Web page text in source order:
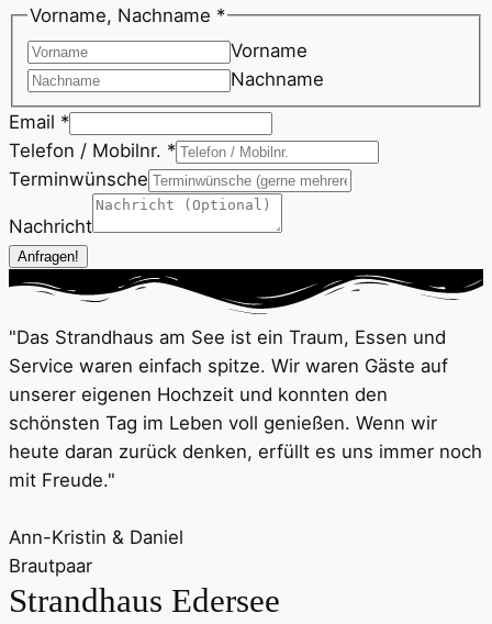
Vorname, Nachname *
Vorname
Nachname
Email *
Telefon / Mobilnr. *
/
Telefon
Terminwünsche
Nachricht
Anfragen!
"Das Strandhaus am See ist ein Traum, Essen und
Service waren einfach spitze. Wir waren Gäste auf
unserer eigenen Hochzeit und konnten den
schönsten Tag im Leben voll genießen. Wenn wir
heute daran zurück denken, erfüllt es uns immer noch
mit Freude."
Ann-Kristin & Daniel
Brautpaar
Strandhaus Edersee